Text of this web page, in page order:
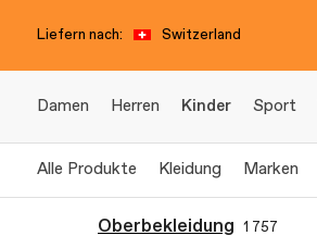
Liefern nach: Switzerland
Damen Herren Kinder Sport
Alle Produkte Kleidung Marken
Oberbekleidung 1 757